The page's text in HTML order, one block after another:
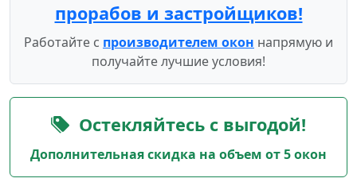
прорабов и застройщиков!
Работайте с производителем окон напрямую и
получайте лучшие условия!
Остекляйтесь с выгодой!
Дополнительная скидка на объем от 5 окон